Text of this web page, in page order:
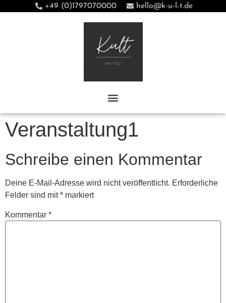
+49 (0)1797070000 hello@k-u-l-t.de
Veranstaltung1
Schreibe einen Kommentar
Deine E-Mail-Adresse wird nicht veröffentlicht. Erforderliche
Felder sind mit* markiert
Kommentar *